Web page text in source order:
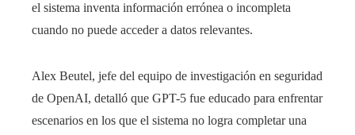
el sistema inventa información errónea o incompleta
cuando no puede acceder a datos relevantes.
Alex Beutel, jefe del equipo de investigación en seguridad
de OpenAI, detalló que GPT-5 fue educado para enfrentar
escenarios en los que el sistema no logra completar una